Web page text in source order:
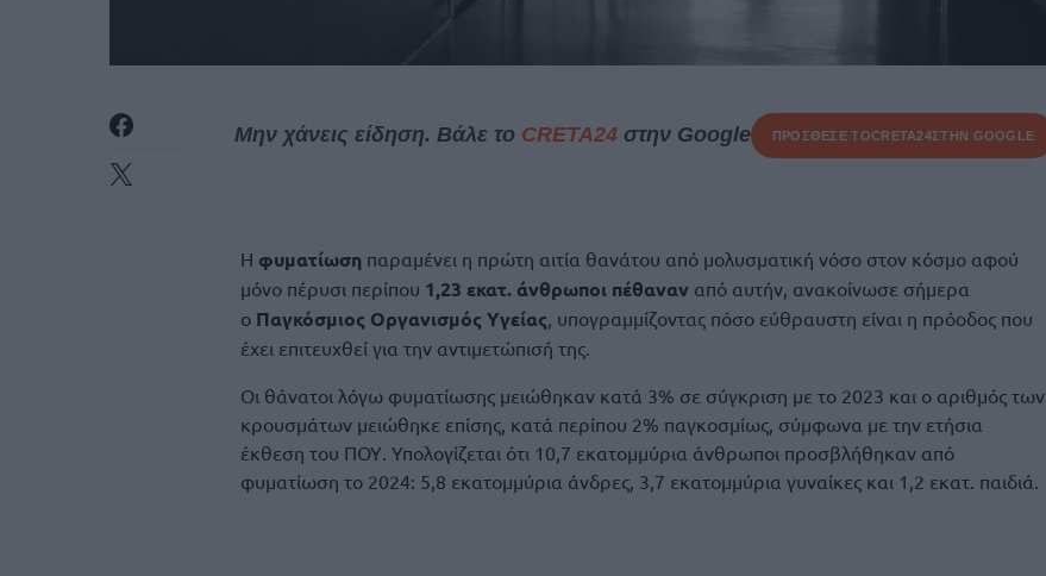
Μην χάνεις είδηση. Βάλε το CRETA24στην Google ΠΡΟΣΘΕΣΕ ΤΟCRETA24ΣΤΗΝ GOOGLE
Η φυματίωση παραμένει η πρώτη αιτία θανάτου από μολυσματική νόσο στον κόσμο αφού
μόνο πέρυσι περίπου 1,23 εκατ. άνθρωποι πέθαναν από αυτήν, ανακοίνωσε σήμερα
ο Παγκόσμιος Οργανισμός Υγείας , υπογραμμίζοντας πόσο εύθραυστη είναι η πρόοδος που
έχει επιτευχθεί για την αντιμετώπισή της.
Οι θάνατοι λόγω φυματίωσης μειώθηκαν κατά 3% σε σύγκριση με το 2023 και ο αριθμός των
κρουσμάτων μειώθηκε επίσης, κατά περίπου 2% παγκοσμίως, σύμφωνα με την ετήσια
έκθεση του ΠΟΥ. Υπολογίζεται ότι 10,7 εκατομμύρια άνθρωποι προσβλήθηκαν από
φυματίωση το 2024: 5,8 εκατομμύρια άνδρες, 3,7 εκατομμύρια γυναίκες και 1,2 εκατ. παιδιά.